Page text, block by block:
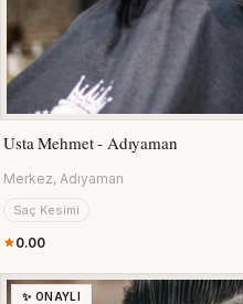
Usta Mehmet - Adıyaman
Merkez, Adıyaman
Saç Kesimi
0.00
✨ ONAYLI